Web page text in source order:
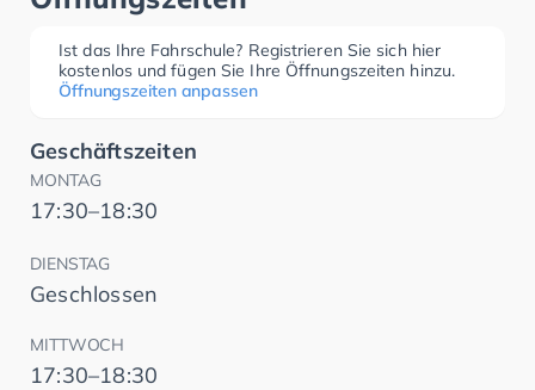
Ist das Ihre Fahrschule? Registrieren Sie sich hier
kostenlos und fügen Sie Ihre Öffnungszeiten hinzu.
Öffnungszeiten anpassen
Geschäftszeiten
MONTAG
17:30–18:30
DIENSTAG
Geschlossen
MITTWOCH
17:30–18:30